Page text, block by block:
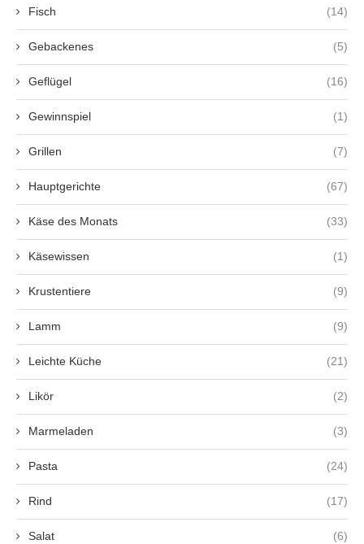
Fisch (14)
Gebackenes (5)
Geflügel (16)
Gewinnspiel (1)
Grillen (7)
Hauptgerichte (67)
Käse des Monats (33)
Käsewissen (1)
Krustentiere (9)
Lamm (9)
Leichte Küche (21)
Likör (2)
Marmeladen (3)
Pasta (24)
Rind (17)
Salat (6)